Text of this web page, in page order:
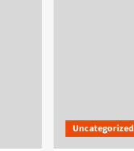
Uncategorized